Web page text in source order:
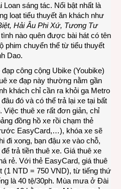
sáng tác. Nổi bật nhất là
loạt tiểu thuyết ăn khách như
Hải Âu Phi Xứ, Tương Tư
nào quên được bài hát có tên
phim chuyển thể từ tiểu thuyết
Dao.
công cộng Ubike (Youbike)
xe đạp này thường nằm gần
khách chỉ cần ra khỏi ga Metro
đó và có thể trả lại xe tại bất
Việc thuê xe rất đơn giản, chỉ
đồng hồ xe rồi chạm thẻ
EasyCard,…), khóa xe sẽ
đi xong, bạn đậu xe vào chỗ,
trả tiền thuê xe. Giá thuê xe
rẻ. Với thẻ EasyCard, giá thuê
(1 NTD = 750 VND), từ tiếng thứ
là 40 tệ/30ph. Mùa mưa ở Đài